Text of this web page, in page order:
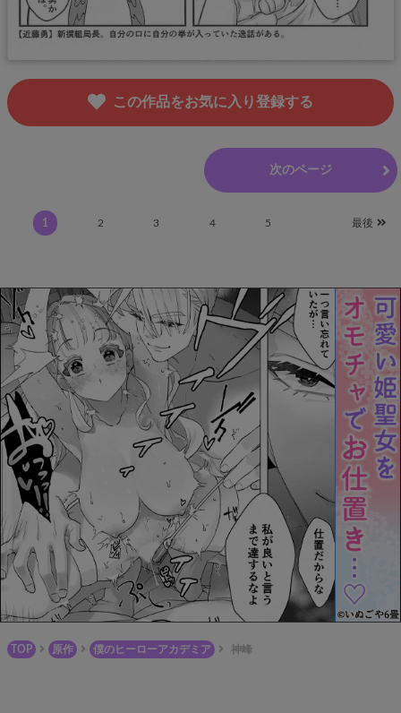
この作品をお気に入り登録する
次のページ
1 2 3 4 5 最後
TOP 原作 僕のヒーローアカデミア 神峰